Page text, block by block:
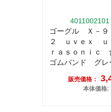
4011002101
ゴーグル Ｘ－９
２ ｕｖｅｘ ｕ
ｒａｓｏｎｉｃ
ゴムバンド グレ
販売価格：
本体価格: